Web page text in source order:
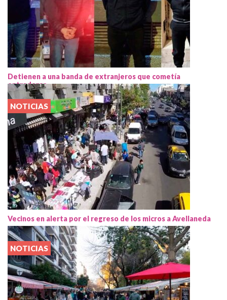
Detienen a una banda de extranjeros que cometía
entraderas
NOTICIAS
Vecinos en alerta por el regreso de los micros a Avellaneda
NOTICIAS